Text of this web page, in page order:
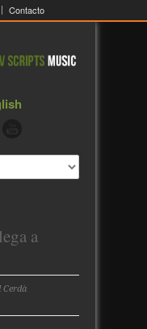
Contacto
a
Cerdà